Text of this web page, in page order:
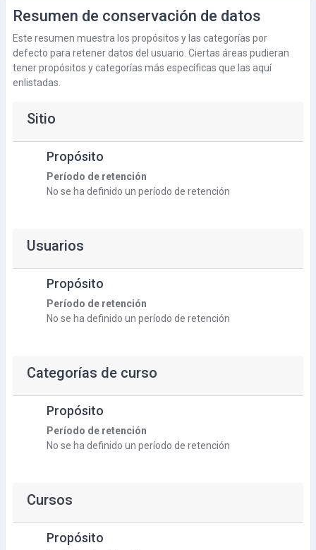
Resumen de conservación de datos
Este resumen muestra los propósitos y las categorías por
defecto para retener datos del usuario. Ciertas áreas pudieran
tener propósitos y categorías más específicas que las aquí
enlistadas.
Sitio
Propósito
Período de retención
No se ha definido un período de retención
Usuarios
Propósito
Período de retención
No se ha definido un período de retención
Categorías de curso
Propósito
Período de retención
No se ha definido un período de retención
Cursos
Propósito